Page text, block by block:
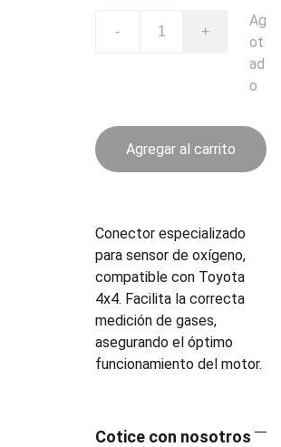
- +
Ag
ot
ad
o
Agregar al carrito
Conector especializado
para sensor de oxígeno,
compatible con Toyota
4x4. Facilita la correcta
medición de gases,
asegurando el óptimo
funcionamiento del motor.
Cotice con nosotros